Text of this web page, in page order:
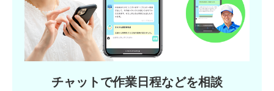
チャットで作業日程などを相談